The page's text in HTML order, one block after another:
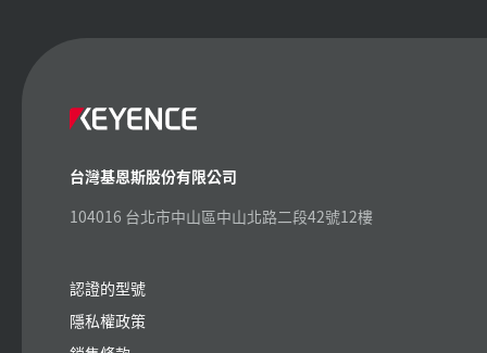
台灣基恩斯股份有限公司
104016 台北市中山區中山北路二段42號12樓
認證的型號
隱私權政策